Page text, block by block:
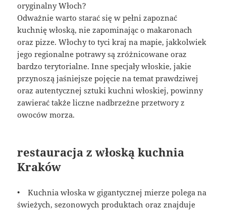
oryginalny Włoch?
Odważnie warto starać się w pełni zapoznać
kuchnię włoską, nie zapominając o makaronach
oraz pizze. Włochy to tyci kraj na mapie, jakkolwiek
jego regionalne potrawy są zróżnicowane oraz
bardzo terytorialne. Inne specjały włoskie, jakie
przynoszą jaśniejsze pojęcie na temat prawdziwej
oraz autentycznej sztuki kuchni włoskiej, powinny
zawierać także liczne nadbrzeżne przetwory z
owoców morza.
restauracja z włoską kuchnia
Kraków
• Kuchnia włoska w gigantycznej mierze polega na
świeżych, sezonowych produktach oraz znajduje